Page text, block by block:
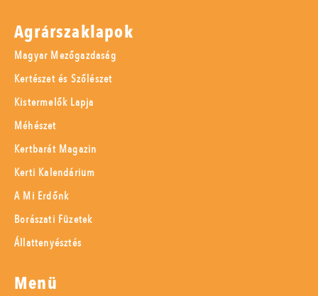
Agrárszaklapok
Magyar Mezőgazdaság
Kertészet és Szőlészet
Kistermelők Lapja
Méhészet
Kertbarát Magazin
Kerti Kalendárium
A Mi Erdőnk
Borászati Füzetek
Állattenyésztés
Menü